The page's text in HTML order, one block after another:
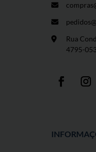
Rua
4795-